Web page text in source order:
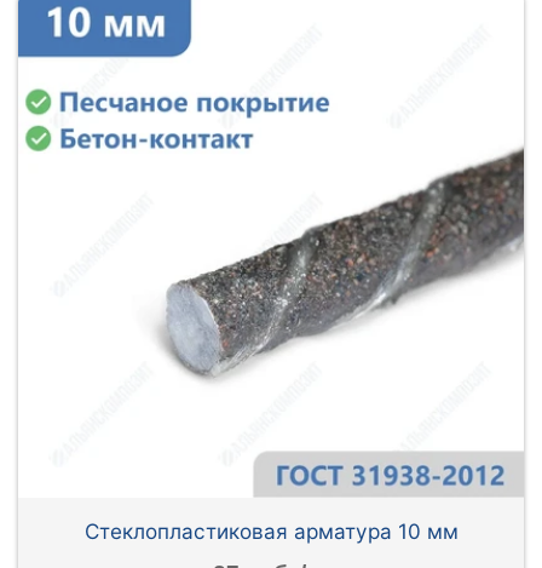
Стеклопластиковая арматура 10 мм